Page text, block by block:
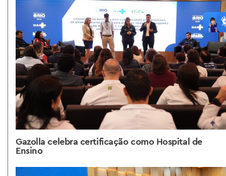
Gazolla celebra certificação como Hospital de
Ensino